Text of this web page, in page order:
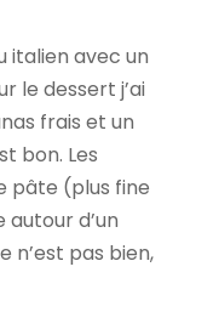
avec un
le dessert j’ai
frais et un
bon. Les
pâte (plus fine
autour d’un
n’est pas bien,